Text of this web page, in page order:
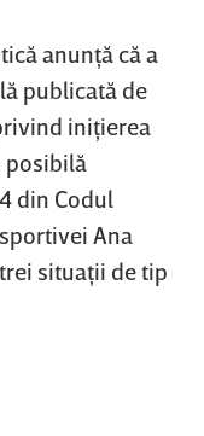
anunţă că a
publicată de
iniţierea
posibilă
din Codul
Ana
situaţii de tip